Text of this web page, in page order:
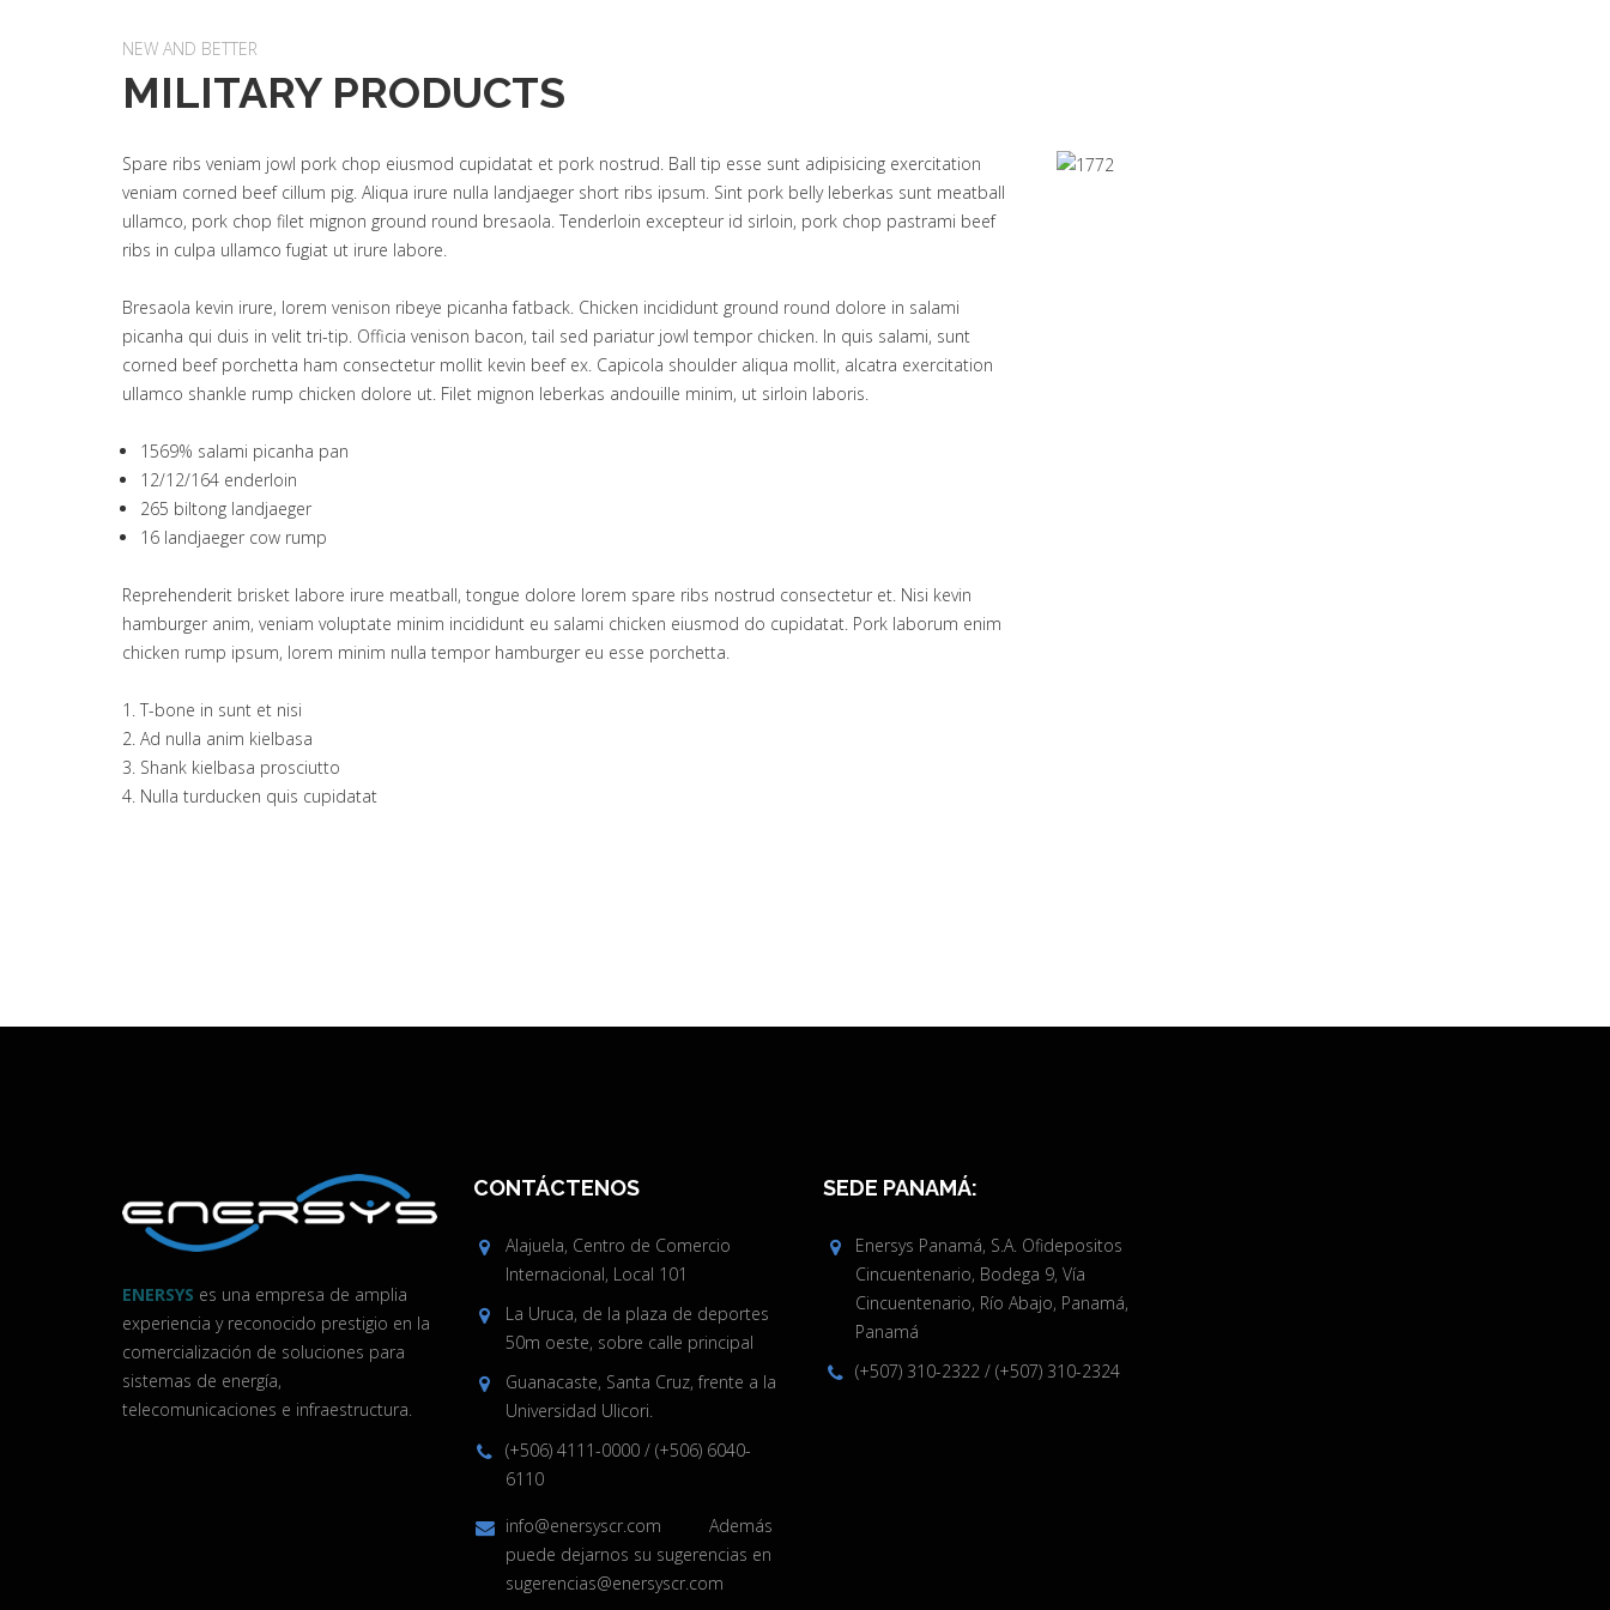
NEW AND BETTER
MILITARY PRODUCTS
Spare ribs veniam jowl pork chop eiusmod cupidatat et pork nostrud. Ball tip esse sunt adipisicing exercitation
veniam corned beef cillum pig. Aliqua irure nulla landjaeger short ribs ipsum. Sint pork belly leberkas sunt meatball
ullamco, pork chop filet mignon ground round bresaola. Tenderloin excepteur id sirloin, pork chop pastrami beef
ribs in culpa ullamco fugiat ut irure labore.
Bresaola kevin irure, lorem venison ribeye picanha fatback. Chicken incididunt ground round dolore in salami
picanha qui duis in velit tri-tip. Officia venison bacon, tail sed pariatur jowl tempor chicken. In quis salami, sunt
corned beef porchetta ham consectetur mollit kevin beef ex. Capicola shoulder aliqua mollit, alcatra exercitation
ullamco shankle rump chicken dolore ut. Filet mignon leberkas andouille minim, ut sirloin laboris.
1569% salami picanha pan
12/12/164 enderloin
265 biltong landjaeger
16 landjaeger cow rump
Reprehenderit brisket labore irure meatball, tongue dolore lorem spare ribs nostrud consectetur et. Nisi kevin
hamburger anim, veniam voluptate minim incididunt eu salami chicken eiusmod do cupidatat. Pork laborum enim
chicken rump ipsum, lorem minim nulla tempor hamburger eu esse porchetta.
T-bone in sunt et nisi
Ad nulla anim kielbasa
Shank kielbasa prosciutto
Nulla turducken quis cupidatat
ENERSYS es una empresa de amplia
experiencia y reconocido prestigio en la
comercialización de soluciones para
sistemas de energía,
telecomunicaciones e infraestructura.
CONTÁCTENOS
Alajuela, Centro de Comercio
Internacional, Local 101
La Uruca, de la plaza de deportes
50m oeste, sobre calle principal
Guanacaste, Santa Cruz, frente a la
Universidad Ulicori.
(+506) 4111-0000/ (+506) 6040-
6110
info@enersyscr.com
Además
puede dejarnos su sugerencias en
sugerencias@enersyscr.com
SEDE PANAMÁ:
Enersys Panamá, S.A. Ofidepositos
Cincuentenario, Bodega 9, Vía
Cincuentenario, Río Abajo, Panamá,
Panamá
(+507) 310-2322 / (+507) 310-2324